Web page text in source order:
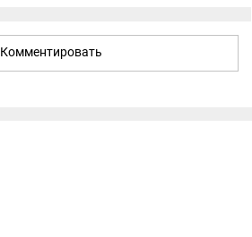
Комментировать